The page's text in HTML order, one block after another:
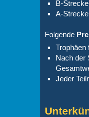
B-
A-
Folgende
Trophäen
Nach der
Jeder